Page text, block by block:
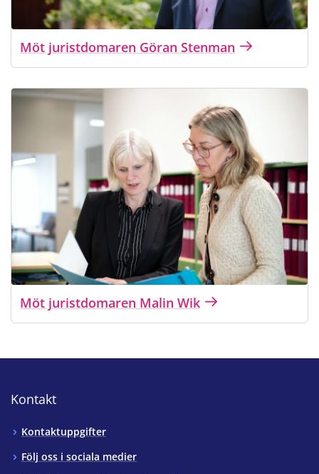
Möt juristdomaren Göran Stenman
Möt juristdomaren Malin Wik
Kontakt
Kontaktuppgifter
Följ oss i sociala medier